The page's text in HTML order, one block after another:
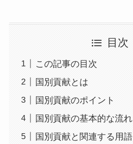
目次
この記事の目次
国別貢献とは
国別貢献のポイント
国別貢献の基本的な流れ
国別貢献と関連する用語